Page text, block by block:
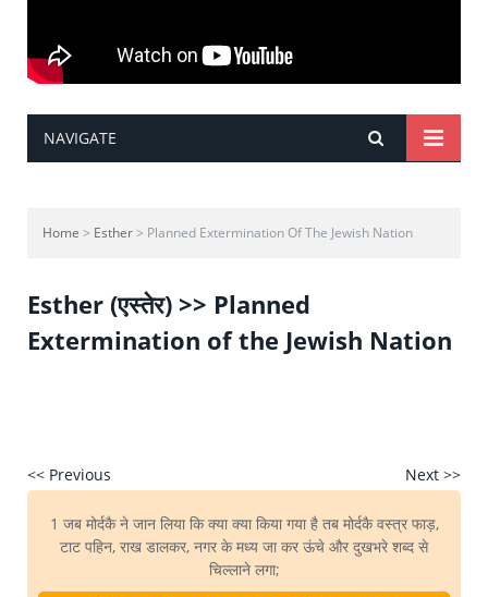
NAVIGATE
Home > Esther> Planned Extermination Of The Jewish Nation
Esther (एस्तेर) >> Planned
Extermination of the Jewish Nation
<< Previous Next >>
1 जब मोर्दकै ने जान लिया कि क्या क्या किया गया है तब मोर्दकै वस्त्र फाड़,
टाट पहिन, राख डालकर, नगर के मध्य जा कर ऊंचे और दुखभरे शब्द से
चिल्लाने लगा;